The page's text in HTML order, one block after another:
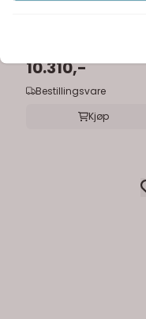
cm med glatt front
for enkel ...
10.310,-
Bestillingsvare
Kjøp